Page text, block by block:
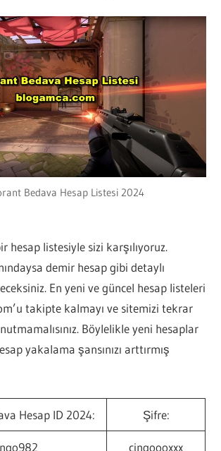
Bedava Hesap Listesi 2024
hesap listesiyle sizi karşılıyoruz.
demir hesap gibi detaylı
En yeni ve güncel hesap listeleri
takipte kalmayı ve sitemizi tekrar
Böylelikle yeni hesaplar
yakalama şansınızı arttırmış
Hesap ID 2024: Şifre:
cingoooxxx